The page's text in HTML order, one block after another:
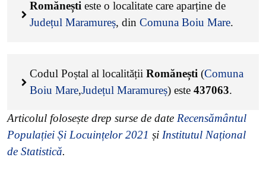
Romănești este o localitate care aparține de
Județul Maramureș, din Comuna Boiu Mare.
Codul Poștal al localității Romănești (Comuna
Boiu Mare,Județul Maramureș) este 437063.
Articolul folosește drep surse de date Recensământul
Populației Și Locuințelor 2021 și Institutul Național
de Statistică.